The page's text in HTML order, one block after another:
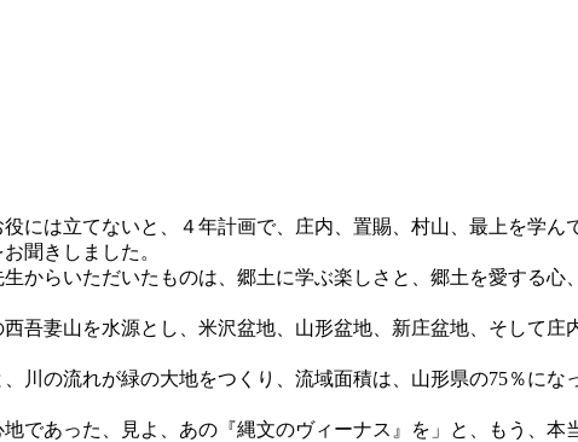
には立てないと、４年計画で、庄内、置賜、村山、最上を学
聞きしました。
からいただいたものは、郷土に学ぶ楽しさと、郷土を愛する
吾妻山を水源とし、米沢盆地、山形盆地、新庄盆地、そして庄
川の流れが緑の大地をつくり、流域面積は、山形県の75％に
であった、見よ、あの『縄文のヴィーナス』を」と、もう、